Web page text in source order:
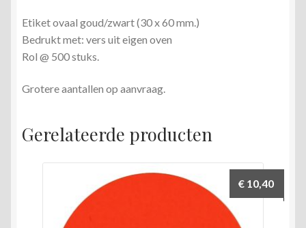
Etiket ovaal goud/zwart (30 x 60 mm.)
Bedrukt met: vers uit eigen oven
Rol @ 500 stuks.
Grotere aantallen op aanvraag.
Gerelateerde producten
€ 10,40